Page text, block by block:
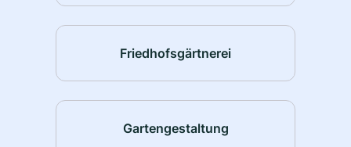
Friedhofsgärtnerei
Gartengestaltung